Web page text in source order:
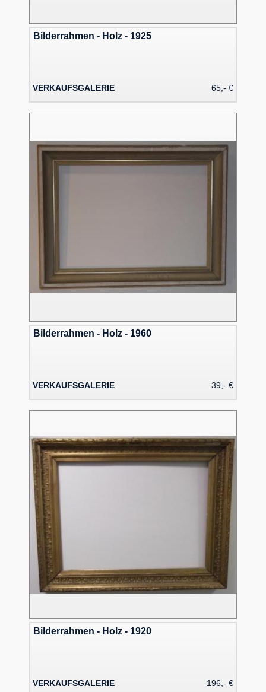
Bilderrahmen - Holz - 1925
VERKAUFSGALERIE 65,- €
Bilderrahmen - Holz - 1960
VERKAUFSGALERIE 39,- €
Bilderrahmen - Holz - 1920
VERKAUFSGALERIE 196,- €